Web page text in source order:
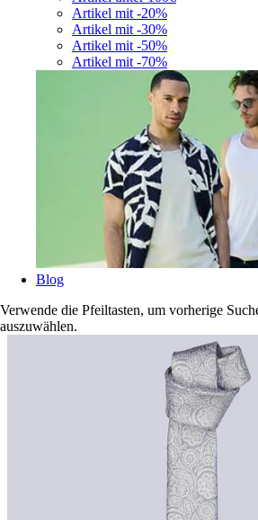
Artikel mit -20%
Artikel mit -30%
Artikel mit -50%
Artikel mit -70%
Blog
Verwende die Pfeiltasten, um vorherige
auszuwählen.